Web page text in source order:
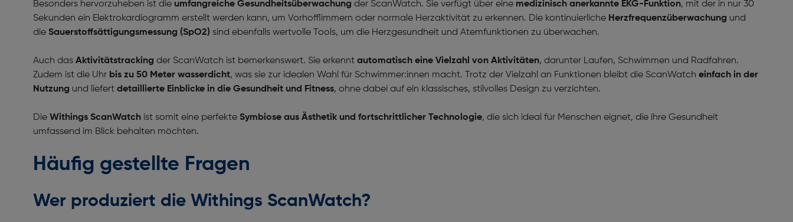
Besonders hervorzuheben ist die umfangreiche Gesundheitsüberwachung der ScanWatch. Sie verfügt über eine medizinisch anerkannte EKG-Funktion, mit der in nur 30
Sekunden ein Elektrokardiogramm erstellt werden kann, um Vorhofflimmern oder normale Herzaktivität zu erkennen. Die kontinuierliche Herzfrequenzüberwachung und
die Sauerstoffsättigungsmessung (SpO2) sind ebenfalls wertvolle Tools, um die Herzgesundheit und Atemfunktionen zu überwachen.
Auch das Aktivitätstracking der ScanWatch ist bemerkenswert. Sie erkennt automatisch eine Vielzahl von Aktivitäten, darunter Laufen, Schwimmen und Radfahren.
Zudem ist die Uhr bis zu 50 Meter wasserdicht, was sie zur idealen Wahl für Schwimmer:innen macht. Trotz der Vielzahl an Funktionen bleibt die ScanWatch einfach in der
Nutzung und liefert detaillierte Einblicke in die Gesundheit und Fitness, ohne dabei auf ein klassisches, stilvolles Design zu verzichten.
Die Withings ScanWatch ist somit eine perfekte Symbiose aus Ästhetik und fortschrittlicher Technologie, die sich ideal für Menschen eignet, die ihre Gesundheit
umfassend im Blick behalten möchten.
Häufig gestellte Fragen
Wer produziert die Withings ScanWatch?